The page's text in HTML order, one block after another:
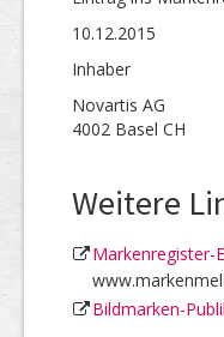
10.12.2015
Inhaber
Novartis AG
4002 Basel CH
Weitere
Markenregister-
Bildmarken-